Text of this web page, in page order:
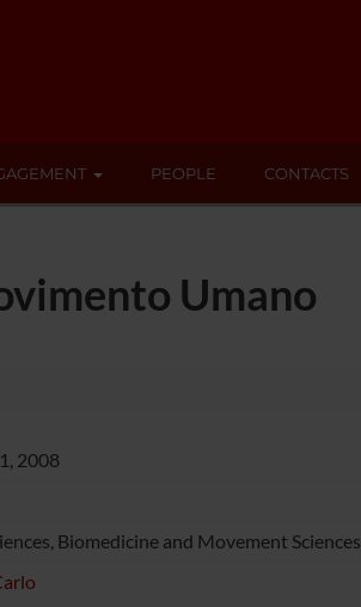
PEOPLE CONTACTS
Umano
2008
Biomedicine and Movement Sciences